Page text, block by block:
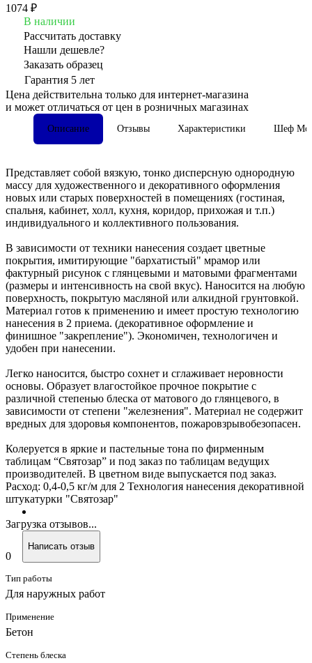
1074 ₽
В наличии
Рассчитать доставку
Нашли дешевле?
Заказать образец
Гарантия 5 лет
Цена действительна только для интернет-магазина
и может отличаться от цен в розничных магазинах
Описание Отзывы Характеристики Шеф
Представляет собой вязкую, тонко дисперсную однородную
массу для художественного и декоративного оформления
новых или старых поверхностей в помещениях (гостиная,
спальня, кабинет, холл, кухня, коридор, прихожая и т.п.)
индивидуального и коллективного пользования.
В зависимости от техники нанесения создает цветные
покрытия, имитирующие "бархатистый" мрамор или
фактурный рисунок с глянцевыми и матовыми фрагментами
(размеры и интенсивность на свой вкус). Наносится на любую
поверхность, покрытую масляной или алкидной грунтовкой.
Материал готов к применению и имеет простую технологию
нанесения в 2 приема. (декоративное оформление и
финишное "закрепление"). Экономичен, технологичен и
удобен при нанесении.
Легко наносится, быстро сохнет и сглаживает неровности
основы. Образует влагостойкое прочное покрытие с
различной степенью блеска от матового до глянцевого, в
зависимости от степени "железнения". Материал не содержит
вредных для здоровья компонентов, пожаровзрывобезопасен.
Колеруется в яркие и пастельные тона по фирменным
таблицам “Святозар” и под заказ по таблицам ведущих
производителей. В цветном виде выпускается под заказ.
Расход: 0,4-0,5 кг/м для 2 Технология нанесения декоративной
штукатурки "Святозар"
Загрузка отзывов...
0
Написать отзыв
Тип работы
Для наружных работ
Применение
Бетон
Степень блеска